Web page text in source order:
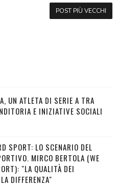
POST PIÙ VECCHI
UN ATLETA DI SERIE A TRA
E INIZIATIVE SOCIALI
SPORT: LO SCENARIO DEL
MIRCO BERTOLA (WE
"LA QUALITÀ DEI
DIFFERENZA"